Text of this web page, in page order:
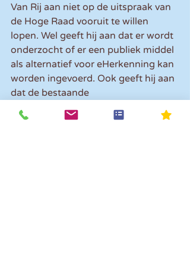
Van Rij aan niet op de uitspraak van
de Hoge Raad vooruit te willen
lopen. Wel geeft hij aan dat er wordt
onderzocht of er een publiek middel
als alternatief voor eHerkenning kan
worden ingevoerd. Ook geeft hij aan
dat de bestaande
compensatieregeling zal worden
verlengd totdat er een publiek